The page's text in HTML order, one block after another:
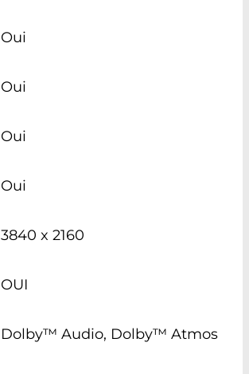
Oui
Oui
Oui
Oui
3840 x 2160
OUI
Dolby™ Audio, Dolby™ Atmos